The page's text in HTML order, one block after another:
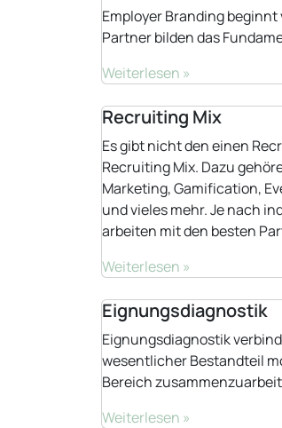
Employer Branding
Partner bilden das
Weiterlesen »
Recruiting Mix
Es gibt nicht den einen
Recruiting Mix. Dazu
Marketing, Gamification,
und vieles mehr. Je nach
arbeiten mit den besten
Weiterlesen »
Eignungsdiagnostik
Eignungsdiagnostik
wesentlicher Bestandteil
Bereich
Weiterlesen »